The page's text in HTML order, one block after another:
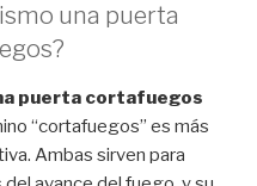
una puerta
puerta cortafuegos
“cortafuegos” es más
Ambas sirven para